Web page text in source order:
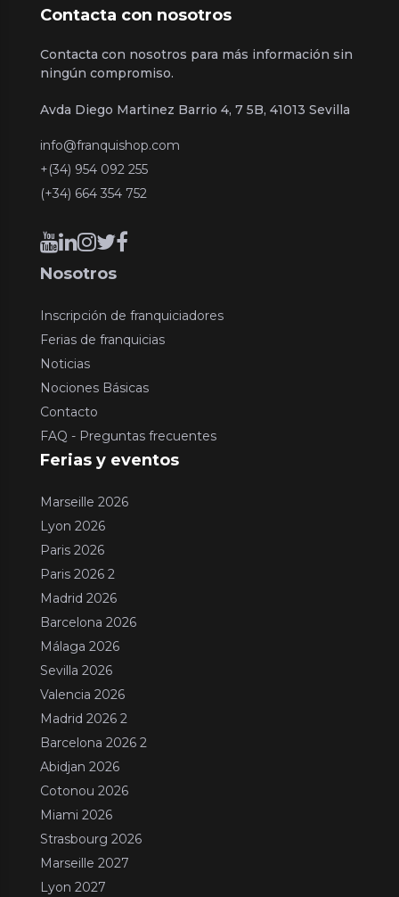
Contacta con nosotros
Contacta con nosotros para más información sin
ningún compromiso.
Avda Diego Martinez Barrio 4, 7 5B, 41013 Sevilla
info@franquishop.com
+(34) 954 092 255
(+34) 664 354 752
Nosotros
Inscripción de franquiciadores
Ferias de franquicias
Noticias
Nociones Básicas
Contacto
FAQ - Preguntas frecuentes
Ferias y eventos
Marseille 2026
Lyon 2026
Paris 2026
Paris 2026 2
Madrid 2026
Barcelona 2026
Málaga 2026
Sevilla 2026
Valencia 2026
Madrid 2026 2
Barcelona 2026 2
Abidjan 2026
Cotonou 2026
Miami 2026
Strasbourg 2026
Marseille 2027
Lyon 2027